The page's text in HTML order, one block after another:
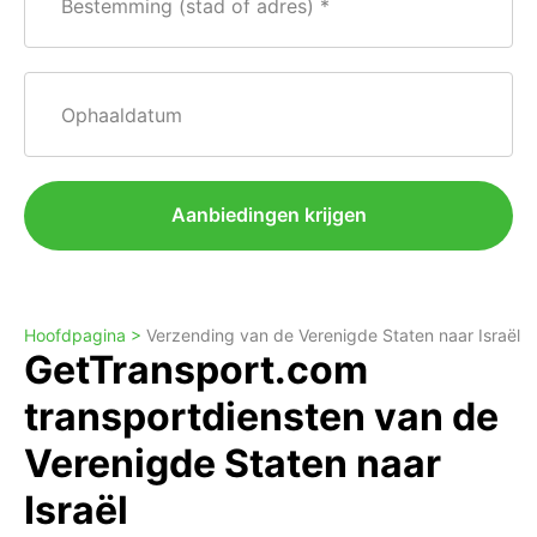
Bestemming (stad of adres)
Ophaaldatum
Aanbiedingen krijgen
Hoofdpagina > Verzending van de Verenigde Staten naar Israël
GetTransport.com
transportdiensten van de
Verenigde Staten naar
Israël